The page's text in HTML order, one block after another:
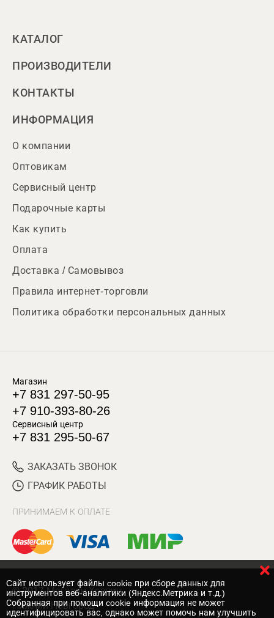
КАТАЛОГ
ПРОИЗВОДИТЕЛИ
КОНТАКТЫ
ИНФОРМАЦИЯ
О компании
Оптовикам
Сервисный центр
Подарочные карты
Как купить
Оплата
Доставка / Самовывоз
Правила интернет-торговли
Политика обработки персональных данных
Магазин
+7 831 297-50-95
+7 910-393-80-26
Сервисный центр
+7 831 295-50-67
ЗАКАЗАТЬ ЗВОНОК
ГРАФИК РАБОТЫ
ПРИНИМАЕМ К ОПЛАТЕ
© 2017 Магазин Хозяин
Нижний Новгород
Cайт использует файлы cookie при сборе данных для
инструментов веб-аналитики (Яндекс.Метрика и т.д.)
Собранная при помощи cookie информация не может
идентифицировать вас, однако может помочь нам улучшить